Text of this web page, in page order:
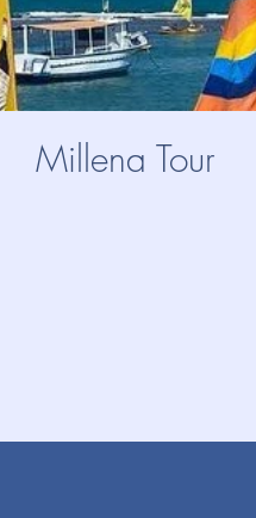
Millena Tour